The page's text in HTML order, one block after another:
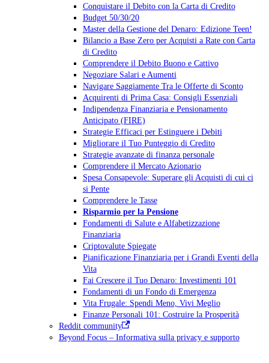
Conquistare il Debito con la Carta di Credito
Budget 50/30/20
Master della Gestione del Denaro: Edizione Teen!
Bilancio a Base Zero per Acquisti a Rate con Carta
di Credito
Comprendere il Debito Buono e Cattivo
Negoziare Salari e Aumenti
Navigare Saggiamente Tra le Offerte di Sconto
Acquirenti di Prima Casa: Consigli Essenziali
Indipendenza Finanziaria e Pensionamento
Anticipato (FIRE)
Strategie Efficaci per Estinguere i Debiti
Migliorare il Tuo Punteggio di Credito
Strategie avanzate di finanza personale
Comprendere il Mercato Azionario
Spesa Consapevole: Superare gli Acquisti di cui ci
si Pente
Comprendere le Tasse
Risparmio per la Pensione
Fondamenti di Salute e Alfabetizzazione
Finanziaria
Criptovalute Spiegate
Pianificazione Finanziaria per i Grandi Eventi della
Vita
Fai Crescere il Tuo Denaro: Investimenti 101
Fondamenti di un Fondo di Emergenza
Vita Frugale: Spendi Meno, Vivi Meglio
Finanze Personali 101: Costruire la Prosperità
Reddit community
Beyond Focus – Informativa sulla privacy e supporto